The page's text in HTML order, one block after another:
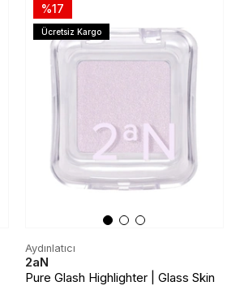
Aydınlatıcı
2aN
Pure Glash Highlighter | Glass Skin
%17
Ücretsiz Kargo